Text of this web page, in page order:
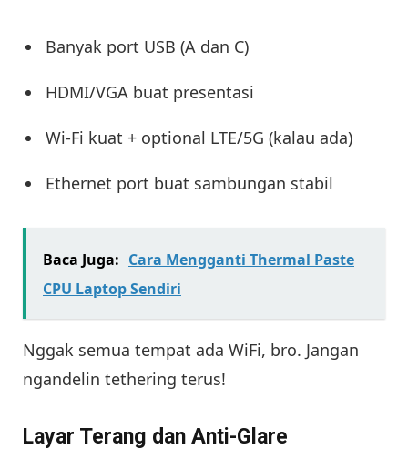
Banyak port USB (A dan C)
HDMI/VGA buat presentasi
Wi-Fi kuat + optional LTE/5G (kalau ada)
Ethernet port buat sambungan stabil
Baca Juga: Cara Mengganti Thermal Paste
CPU Laptop Sendiri
Nggak semua tempat ada WiFi, bro. Jangan
ngandelin tethering terus!
Layar Terang dan Anti-Glare